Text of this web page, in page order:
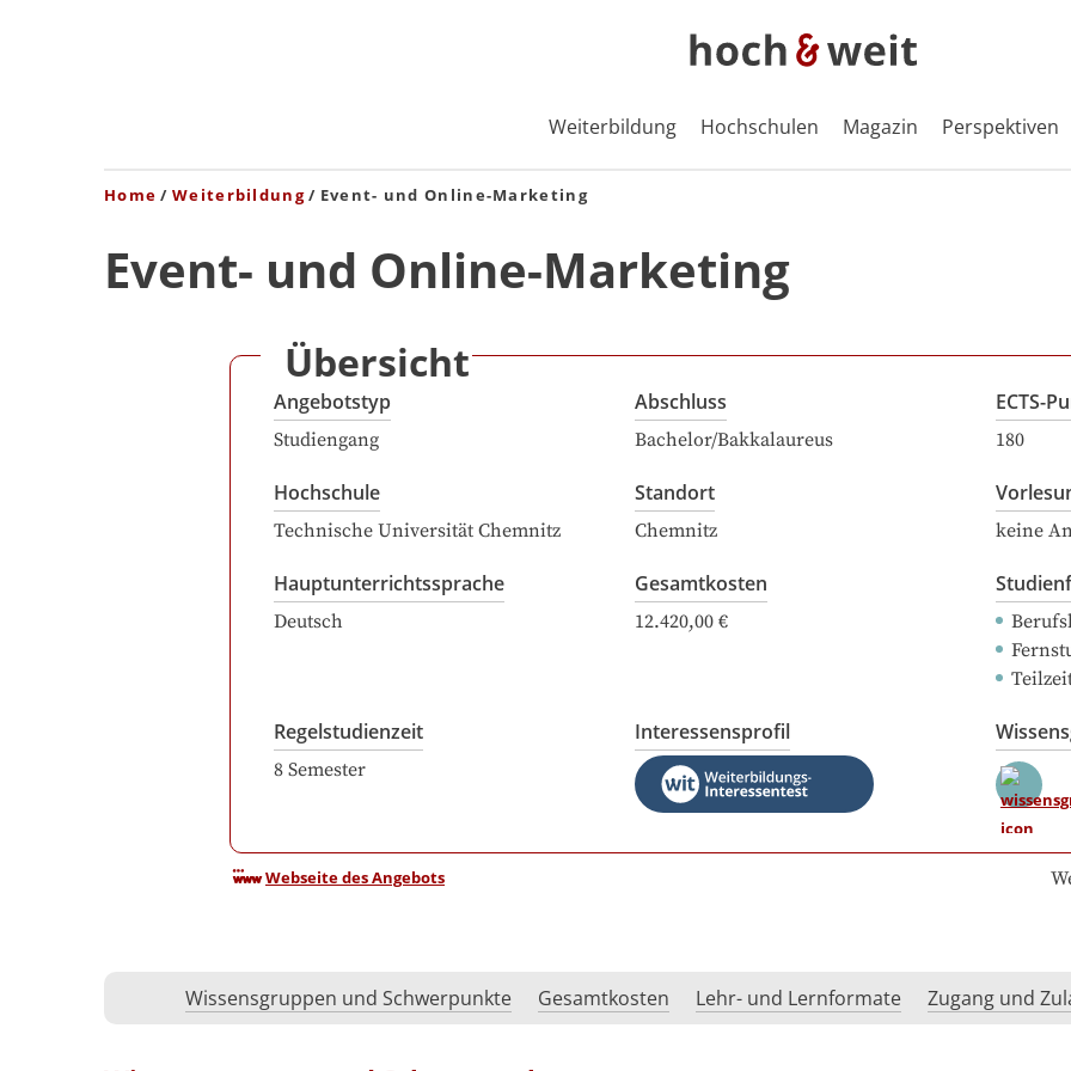
Weiterbildung Hochschulen Magazin Perspektiven
Home Weiterbildung Event- und Online-Marketing
Event- und Online-Marketing
Übersicht
Angebotstyp
Studiengang
Abschluss
Bachelor/Bakkalaureus
ECTS-
180
Hochschule
Technische Universität Chemnitz
Standort
Chemnitz keine
Hauptunterrichtssprache
Deutsch
Gesamtkosten
12.420,00 €
Regelstudienzeit
8 Semester
Interessensprofil
Webseite des Angebots
Wissensgruppen und Schwerpunkte Gesamtkosten Lehr- und Lernformate Zugang und